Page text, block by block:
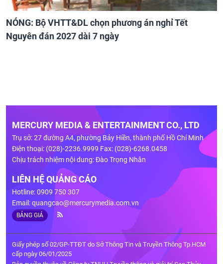
NÓNG: Bộ VHTT&DL chọn phương án nghỉ Tết
Nguyên đán 2027 dài 7 ngày
MERCURY MEDIA & ENTERTAINMENT CO., LTD
Trụ sở: 27 đường A4, phường Bảy Hiền, thành phố Hồ Chí Minh
Điện thoại: (028)-2236.9999 Fax: (028)-6268.0458
Chịu trách nhiệm nội dung: Đào Trọng Nhân
LIÊN HỆ QUẢNG CÁO
Hotline: 0909 750 307
Email:quangcao@mercurymedia.com.vn
BẢNG GIÁ
Giấy phép số 02/GP-TTĐT do Sở Thông Tin và Truyền Thông Tp.HCM
cấp ngày 06/01/2025